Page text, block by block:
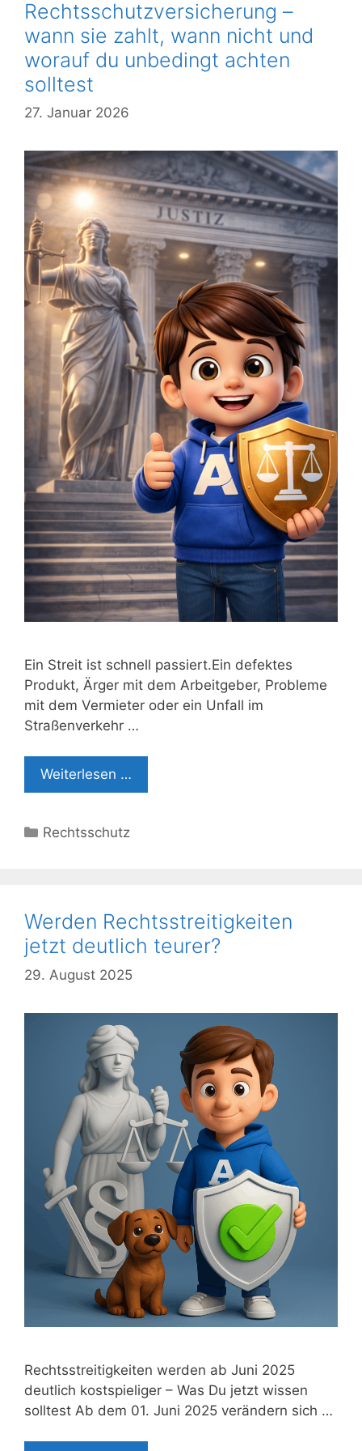
Rechtsschutzversicherung –
wann sie zahlt, wann nicht und
worauf du unbedingt achten
solltest
27. Januar 2026
Ein Streit ist schnell passiert.Ein defektes
Produkt, Ärger mit dem Arbeitgeber, Probleme
mit dem Vermieter oder ein Unfall im
Straßenverkehr …
Weiterlesen …
Kategorien
Rechtsschutz
Werden Rechtsstreitigkeiten
jetzt deutlich teurer?
29. August 2025
Rechtsstreitigkeiten werden ab Juni 2025
deutlich kostspieliger – Was Du jetzt wissen
solltest Ab dem 01. Juni 2025 verändern sich …